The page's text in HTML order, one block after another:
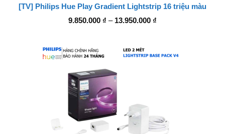
[TV] Philips Hue Play Gradient Lightstrip 16 triệu màu
9.850.000 ₫ – 13.950.000 ₫
13.950.000 ₫